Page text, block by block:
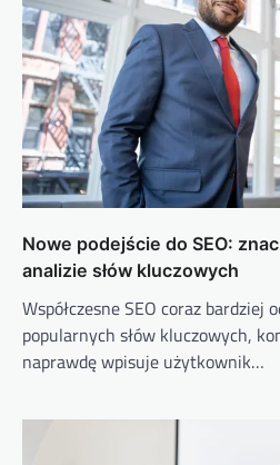
Nowe podejście do SEO:
analizie słów kluczowych
Współczesne SEO coraz bardziej
popularnych słów kluczowych,
naprawdę wpisuje użytkownik…